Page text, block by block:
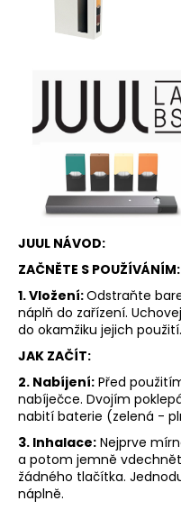
JUUL NÁVOD:
ZAČNĚTE S POUŽÍVÁNÍM:
1. Vložení:Odstraňte
náplň do zařízení.
do okamžiku jejich použití.
JAK ZAČÍT:
2. Nabíjení: Před
nabíječce. Dvojím
nabití baterie (zelená -
3. Inhalace: Nejprve
a potom jemně
žádného tlačítka.
náplně.